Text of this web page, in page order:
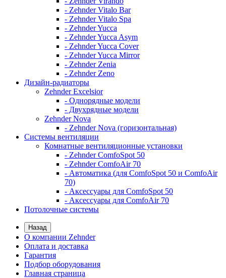
- Zehnder Vitalo Bar
- Zehnder Vitalo Spa
- Zehnder Yucca
- Zehnder Yucca Asym
- Zehnder Yucca Cover
- Zehnder Yucca Mirror
- Zehnder Zenia
- Zehnder Zeno
Дизайн-радиаторы
Zehnder Excelsior
- Однорядные модели
- Двухрядные модели
Zehnder Nova
- Zehnder Nova (горизонтальная)
Системы вентиляции
Комнатные вентиляционные установки
- Zehnder ComfoSpot 50
- Zehnder ComfoAir 70
- Автоматика (для ComfoSpot 50 и ComfoAir
70)
- Аксессуары для ComfoSpot 50
- Аксессуары для ComfoAir 70
Потолочные системы
Назад
О компании Zehnder
Оплата и доставка
Гарантия
Подбор оборудования
Главная страница